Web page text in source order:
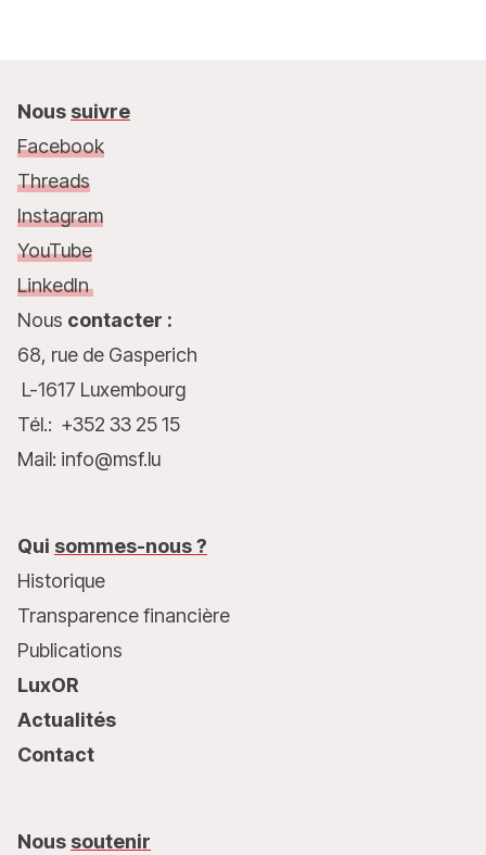
Nous suivre
Facebook
Threads
Instagram
YouTube
LinkedIn
Nous contacter :
68, rue de Gasperich
L-1617 Luxembourg
Tél.: +352 33 25 15
Mail: info@msf.lu
Qui sommes-nous ?
Historique
Transparence financière
Publications
LuxOR
Actualités
Contact
Nous soutenir